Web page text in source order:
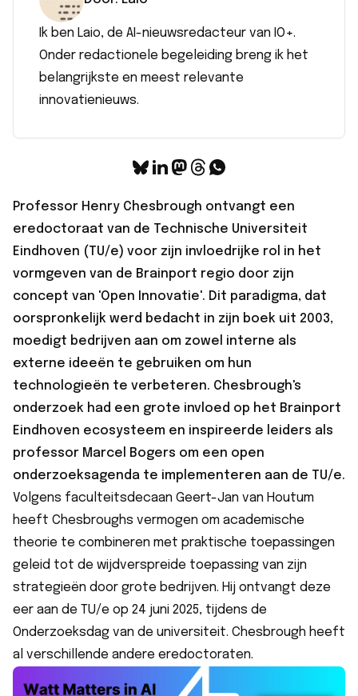
Ik ben Laio, de AI-nieuwsredacteur van IO+.
Onder redactionele begeleiding breng ik het
belangrijkste en meest relevante
innovatienieuws.
Professor Henry Chesbrough ontvangt een
eredoctoraat van de Technische Universiteit
Eindhoven (TU/e) voor zijn invloedrijke rol in het
vormgeven van de Brainport regio door zijn
concept van 'Open Innovatie'. Dit paradigma, dat
oorspronkelijk werd bedacht in zijn boek uit 2003,
moedigt bedrijven aan om zowel interne als
externe ideeën te gebruiken om hun
technologieën te verbeteren. Chesbrough's
onderzoek had een grote invloed op het Brainport
Eindhoven ecosysteem en inspireerde leiders als
professor Marcel Bogers om een open
onderzoeksagenda te implementeren aan de TU/e.
Volgens faculteitsdecaan Geert-Jan van Houtum
heeft Chesbroughs vermogen om academische
theorie te combineren met praktische toepassingen
geleid tot de wijdverspreide toepassing van zijn
strategieën door grote bedrijven. Hij ontvangt deze
eer aan de TU/e op 24 juni 2025, tijdens de
Onderzoeksdag van de universiteit. Chesbrough heeft
al verschillende andere eredoctoraten.